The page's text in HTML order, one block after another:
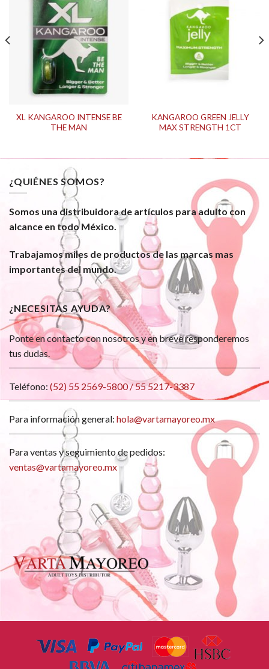
XL KANGAROO INTENSE BE
THE MAN
KANGAROO GREEN JELLY
MAX STRENGTH 1CT
¿QUIÉNES SOMOS?
Somos una distribuidora de artículos para adulto con
alcance en todo México.
Trabajamos miles de productos de las marcas mas
importantes del mundo.
¿NECESITAS AYUDA?
Ponte en contacto con nosotros y en breve responderemos
tus dudas.
Teléfono: (52) 55 2569-5800 / 55 5217-3387
Para información general: hola@vartamayoreo.mx
Para ventas y seguimiento de pedidos:
ventas@vartamayoreo.mx